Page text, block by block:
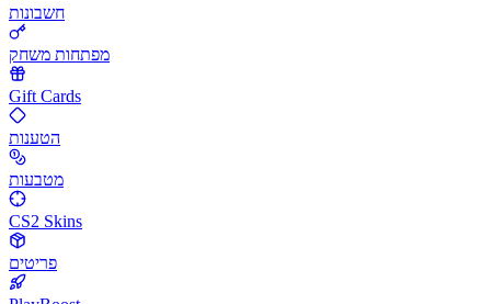
חשבונות
מפתחות משחק
Gift Cards
הטענות
מטבעות
CS2 Skins
פריטים